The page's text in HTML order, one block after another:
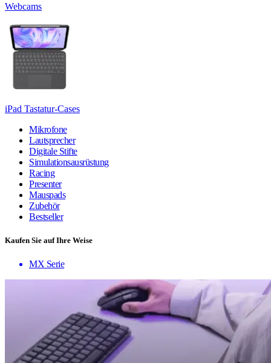
Webcams
iPad Tastatur-Cases
Mikrofone
Lautsprecher
Digitale Stifte
Simulationsausrüstung
Racing
Presenter
Mauspads
Zubehör
Bestseller
Kaufen Sie auf Ihre Weise
MX Serie